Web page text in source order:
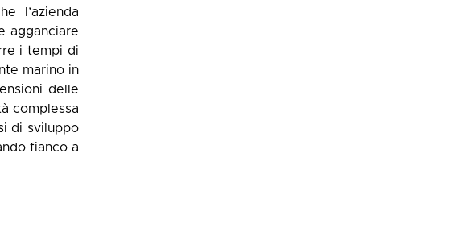
l’azienda
agganciare
i tempi di
marino in
delle
complessa
di sviluppo
fianco a